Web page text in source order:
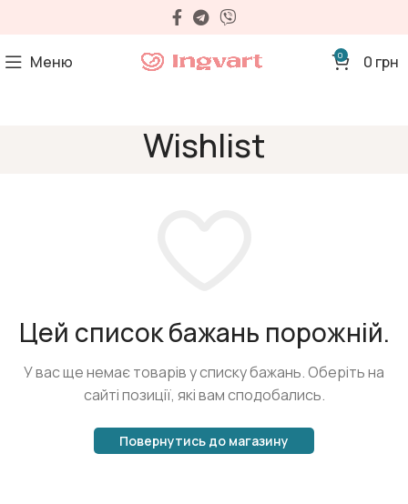
Меню 0 0 грн
Wishlist
Цей список бажань порожній.
У вас ще немає товарів у списку бажань.Оберіть на
сайті позиції, які вам сподобались.
Повернутись до магазину